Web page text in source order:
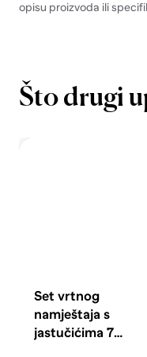
opisu proizvoda ili
Što drugi
Set vrtnog
namještaja s
jastučićima 7